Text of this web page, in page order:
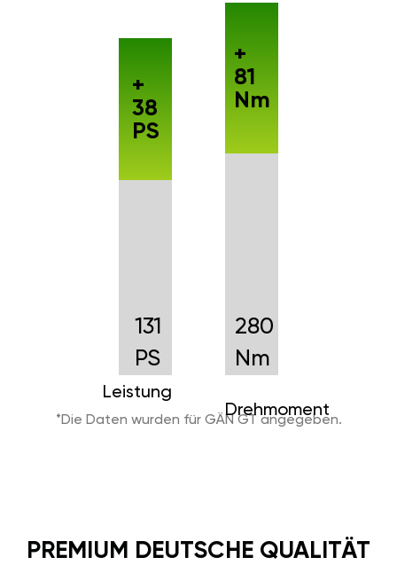
131
PS
Leistung
+
38
PS
280
Nm
Drehmoment
+
81
Nm
*Die Daten wurden für GÄN GT angegeben.
PREMIUM DEUTSCHE QUALITÄT